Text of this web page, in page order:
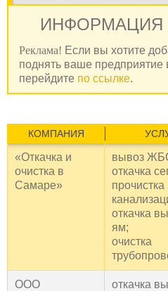
ИНФОРМАЦИЯ
Реклама! Если вы хотите
поднять ваше предприятие
перейдите по ссылке.
КОМПАНИЯ
«Откачка и
очистка в
Самаре»
вывоз
откачка
прочистка
откачка
ям;
очистка
ООО
откачка